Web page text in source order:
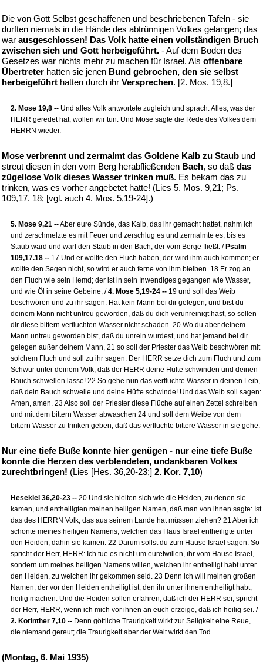
Die von Gott Selbst geschaffenen und beschriebenen Tafeln - sie
durften niemals in die Hände des abtrünnigen Volkes gelangen; das
war ausgeschlossen! Das Volk hatte einen vollständigen Bruch
zwischen sich und Gott herbeigeführt. - Auf dem Boden des
Gesetzes war nichts mehr zu machen für Israel. Als offenbare
Übertreter hatten sie jenen Bund gebrochen, den sie selbst
herbeigeführt hatten durch ihr Versprechen. [2. Mos. 19,8.]
2. Mose 19,8 -- Und alles Volk antwortete zugleich und sprach: Alles, was der
HERR geredet hat, wollen wir tun. Und Mose sagte die Rede des Volkes dem
HERRN wieder.
Mose verbrennt und zermalmt das Goldene Kalb zu Staub und
streut diesen in den vom Berg herabfließenden Bach, so daß das
zügellose Volk dieses Wasser trinken muß. Es bekam das zu
trinken, was es vorher angebetet hatte! (Lies 5. Mos. 9,21; Ps.
109,17. 18; [vgl. auch 4. Mos. 5,19-24].)
5. Mose 9,21 --Aber eure Sünde, das Kalb, das ihr gemacht hattet, nahm ich
und zerschmelzte es mit Feuer und zerschlug es und zermalmte es, bis es
Staub ward und warf den Staub in den Bach, der vom Berge fließt. / Psalm
109,17.18 -- 17 Und er wollte den Fluch haben, der wird ihm auch kommen; er
wollte den Segen nicht, so wird er auch ferne von ihm bleiben. 18 Er zog an
den Fluch wie sein Hemd; der ist in sein Inwendiges gegangen wie Wasser,
und wie Öl in seine Gebeine; /4. Mose 5,19-24 -- 19 und soll das Weib
beschwören und zu ihr sagen: Hat kein Mann bei dir gelegen, und bist du
deinem Mann nicht untreu geworden, daß du dich verunreinigt hast, so sollen
dir diese bittern verfluchten Wasser nicht schaden. 20 Wo du aber deinem
Mann untreu geworden bist, daß du unrein wurdest, und hat jemand bei dir
gelegen außer deinem Mann, 21 so soll der Priester das Weib beschwören mit
solchem Fluch und soll zu ihr sagen: Der HERR setze dich zum Fluch und zum
Schwur unter deinem Volk, daß der HERR deine Hüfte schwinden und deinen
Bauch schwellen lasse! 22 So gehe nun das verfluchte Wasser in deinen Leib,
daß dein Bauch schwelle und deine Hüfte schwinde! Und das Weib soll sagen:
Amen, amen. 23 Also soll der Priester diese Flüche auf einen Zettel schreiben
und mit dem bittern Wasser abwaschen 24 und soll dem Weibe von dem
bittern Wasser zu trinken geben, daß das verfluchte bittere Wasser in sie gehe.
Nur eine tiefe Buße konnte hier genügen - nur eine tiefe Buße
konnte die Herzen des verblendeten, undankbaren Volkes
zurechtbringen! (Lies [Hes. 36,20-23;] 2. Kor. 7,10)
Hesekiel 36,20-23 -- 20 Und sie hielten sich wie die Heiden, zu denen sie
kamen, und entheiligten meinen heiligen Namen, daß man von ihnen sagte: Ist
das des HERRN Volk, das aus seinem Lande hat müssen ziehen? 21 Aber ich
schonte meines heiligen Namens, welchen das Haus Israel entheiligte unter
den Heiden, dahin sie kamen. 22 Darum sollst du zum Hause Israel sagen: So
spricht der Herr, HERR: Ich tue es nicht um euretwillen, ihr vom Hause Israel,
sondern um meines heiligen Namens willen, welchen ihr entheiligt habt unter
den Heiden, zu welchen ihr gekommen seid. 23 Denn ich will meinen großen
Namen, der vor den Heiden entheiligt ist, den ihr unter ihnen entheiligt habt,
heilig machen. Und die Heiden sollen erfahren, daß ich der HERR sei, spricht
der Herr, HERR, wenn ich mich vor ihnen an euch erzeige, daß ich heilig sei. /
2. Korinther 7,10 -- Denn göttliche Traurigkeit wirkt zur Seligkeit eine Reue,
die niemand gereut; die Traurigkeit aber der Welt wirkt den Tod.
(Montag, 6. Mai 1935)